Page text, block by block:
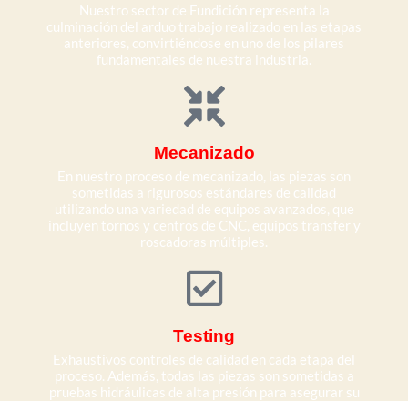
Nuestro sector de Fundición representa la
culminación del arduo trabajo realizado en las etapas
anteriores, convirtiéndose en uno de los pilares
fundamentales de nuestra industria.
Mecanizado
En nuestro proceso de mecanizado, las piezas son
sometidas a rigurosos estándares de calidad
utilizando una variedad de equipos avanzados, que
incluyen tornos y centros de CNC, equipos transfer y
roscadoras múltiples.
Testing
Exhaustivos controles de calidad en cada etapa del
proceso. Además, todas las piezas son sometidas a
pruebas hidráulicas de alta presión para asegurar su